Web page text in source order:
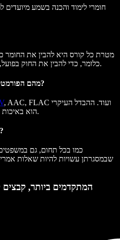
חומרי לימוד והכנה בשמע מיועדים
מטרת כל קורס היא להבין את החומר
כלומר, כדי להבין את החוק בפועל, צריך להבין אותו קודם בתיאוריה.
מהם הפורמטים השונים של חומרי לימוד בשמע?
, AAC, FLAC ועוד. ההבדל העיקרי
הוא באיכות השמע, שמשפיעה על גודל הקובץ.
מהם שני סוגי הבחינות במשפטים?
כמו בכל תחום, גם
שבמסגרתן עשויות להיות שאלות